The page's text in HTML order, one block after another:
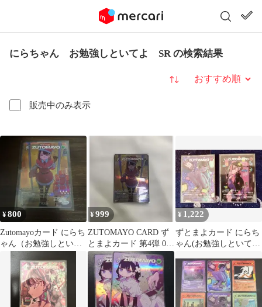
にらちゃん お勉強しといてよ SR の検索結果
販売中のみ表示
並び替え
¥800
Zutomayoカード にらち
ゃん（お勉強しといて
よ） SR
¥999
ZUTOMAYO CARD ず
とまよカード 第4弾 024
お勉強しといてよ
¥ 1,222
ずとまよカード にらち
ゃん(お勉強しといて